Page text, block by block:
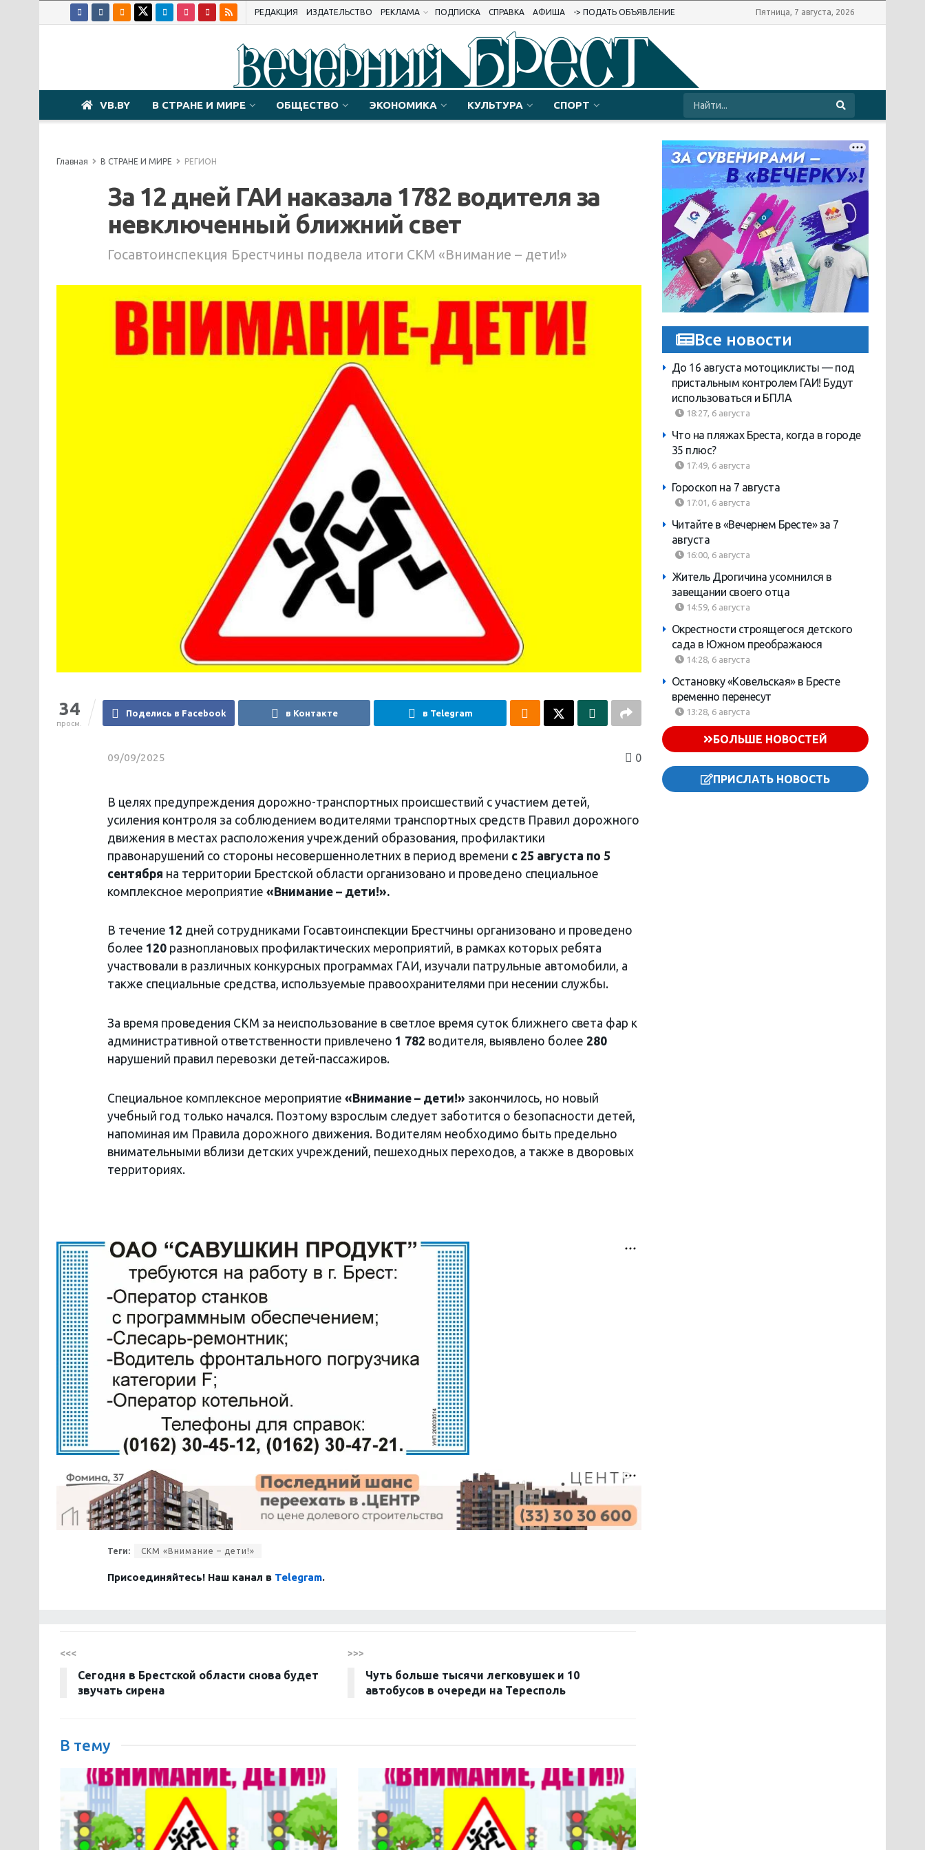
РЕДАКЦИЯ ИЗДАТЕЛЬСТВО РЕКЛАМА ПОДПИСКА СПРАВКА АФИША -> ПОДАТЬ ОБЪЯВЛЕНИЕ Пятница, 7 августа, 2026
VB.BY В СТРАНЕ И МИРЕ ОБЩЕСТВО ЭКОНОМИКА КУЛЬТУРА СПОРТ
Главная В СТРАНЕ И МИРЕ РЕГИОН
За 12 дней ГАИ наказала 1782 водителя за
невключенный ближний свет
Госавтоинспекция Брестчины подвела итоги СКМ «Внимание – дети!»
34
просм.
Поделись в Facebook в Контакте в Telegram
09/09/2025 0
В целях предупреждения дорожно-транспортных происшествий с участием детей,
усиления контроля за соблюдением водителями транспортных средств Правил дорожного
движения в местах расположения учреждений образования, профилактики
правонарушений со стороны несовершеннолетних в период времени с 25 августа по 5
сентября на территории Брестской области организовано и проведено специальное
комплексное мероприятие «Внимание – дети!».
В течение 12 дней сотрудниками Госавтоинспекции Брестчины организовано и проведено
более 120 разноплановых профилактических мероприятий, в рамках которых ребята
участвовали в различных конкурсных программах ГАИ, изучали патрульные автомобили, а
также специальные средства, используемые правоохранителями при несении службы.
За время проведения СКМ за неиспользование в светлое время суток ближнего света фар к
административной ответственности привлечено 1 782 водителя, выявлено более 280
нарушений правил перевозки детей-пассажиров.
Специальное комплексное мероприятие «Внимание – дети!» закончилось, но новый
учебный год только начался. Поэтому взрослым следует заботится о безопасности детей,
напоминая им Правила дорожного движения. Водителям необходимо быть предельно
внимательными вблизи детских учреждений, пешеходных переходов, а также в дворовых
территориях.
Теги: СКМ «Внимание – дети!»
Присоединяйтесь! Наш канал в Telegram.
Все новости
До 16 августа мотоциклисты — под
пристальным контролем ГАИ! Будут
использоваться и БПЛА
18:27, 6 августа
Что на пляжах Бреста, когда в городе
35 плюс?
17:49, 6 августа
Гороскоп на 7 августа
17:01, 6 августа
Читайте в «Вечернем Бресте» за 7
августа
16:00, 6 августа
Житель Дрогичина усомнился в
завещании своего отца
14:59, 6 августа
Окрестности строящегося детского
сада в Южном преображаюся
14:28, 6 августа
Остановку «Ковельская» в Бресте
временно перенесут
13:28, 6 августа
БОЛЬШЕ НОВОСТЕЙ
ПРИСЛАТЬ НОВОСТЬ
<<<
Сегодня в Брестской области снова будет
звучать сирена
>>>
Чуть больше тысячи легковушек и 10
автобусов в очереди на Тересполь
В тему